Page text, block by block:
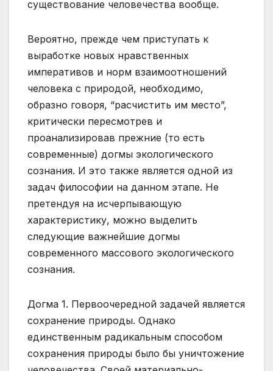
существование человечества вообще.
Вероятно, прежде чем приступать к
выработке новых нравственных
императивов и норм взаимоотношений
человека с природой, необходимо,
образно говоря, “расчистить им место”,
критически пересмотрев и
проанализировав прежние (то есть
современные) догмы экологического
сознания. И это также является одной из
задач философии на данном этапе. Не
претендуя на исчерпывающую
характеристику, можно выделить
следующие важнейшие догмы
современного массового экологического
сознания.
Догма 1. Первоочередной задачей является
сохранение природы. Однако
единственным радикальным способом
сохранения природы было бы уничтожение